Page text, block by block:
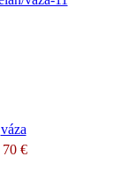
váza
70 €